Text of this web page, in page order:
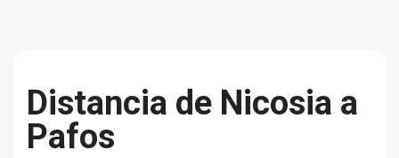
Distancia de Nicosia a
Pafos